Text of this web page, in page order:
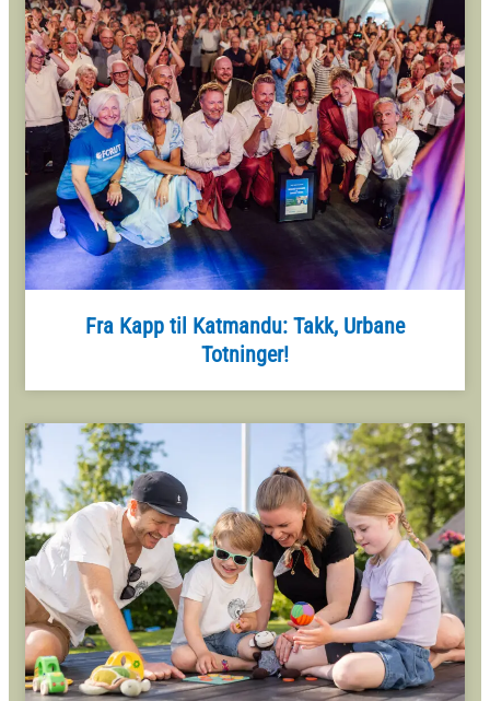
Fra Kapp til Katmandu: Takk, Urbane
Totninger!